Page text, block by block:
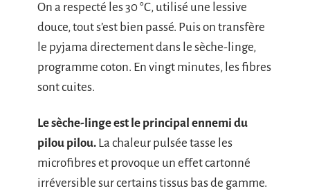
On a respecté les 30 °C, utilisé une lessive
douce, tout s’est bien passé. Puis on transfère
le pyjama directement dans le sèche-linge,
programme coton. En vingt minutes, les fibres
sont cuites.
Le sèche-linge est le principal ennemi du
pilou pilou. La chaleur pulsée tasse les
microfibres et provoque un effet cartonné
irréversible sur certains tissus bas de gamme.